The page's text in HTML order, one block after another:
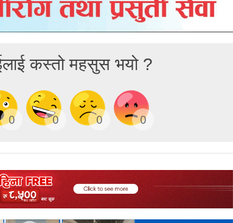
कस्तो महसुस भयो ?
0 0 0 0